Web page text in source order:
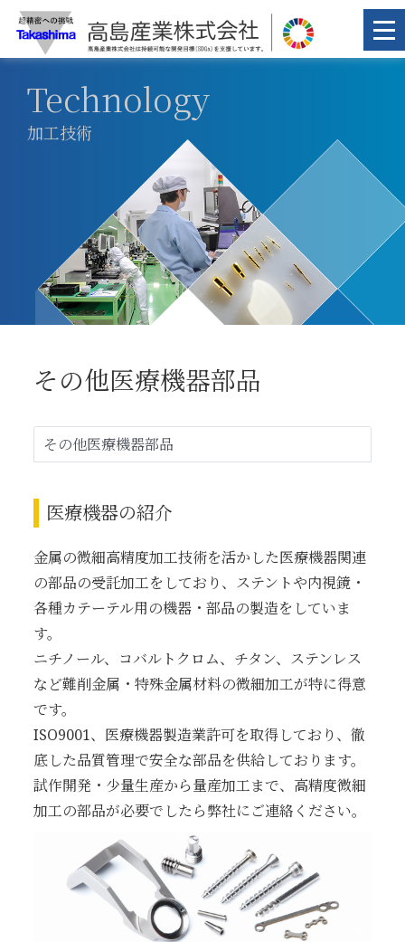
Technology
加工技術
その他医療機器部品
その他医療機器部品
医療機器の紹介
金属の微細高精度加工技術を活かした医療機器関連
の部品の受託加工をしており、ステントや内視鏡・
各種カテーテル用の機器・部品の製造をしていま
す。
ニチノール、コバルトクロム、チタン、ステンレス
など難削金属・特殊金属材料の微細加工が特に得意
です。
ISO9001、医療機器製造業許可を取得しており、徹
底した品質管理で安全な部品を供給しております。
試作開発・少量生産から量産加工まで、高精度微細
加工の部品が必要でしたら弊社にご連絡ください。